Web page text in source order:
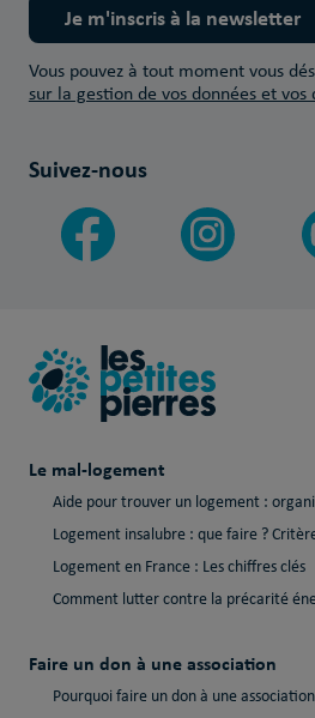
Je m'inscris à la newsletter
Vous pouvez à tout moment vous
sur la gestion de vos données et vos
Suivez-nous
Le mal-logement
Aide pour trouver un logement :
Logement insalubre : que faire ?
Logement en France : Les chiffres clés
Comment lutter contre la précarité
Faire un don à une association
Pourquoi faire un don à une